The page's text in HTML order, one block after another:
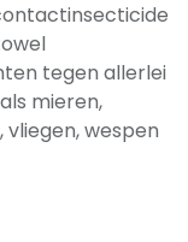
tegen allerlei
mieren,
vliegen, wespen